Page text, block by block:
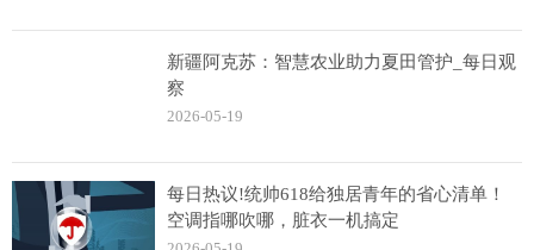
新疆阿克苏：智慧农业助力夏田管护_每日观
察
2026-05-19
每日热议!统帅618给独居青年的省心清单！
空调指哪吹哪，脏衣一机搞定